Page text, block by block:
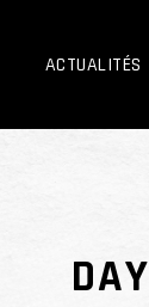
ACTUALITÉS
DAY